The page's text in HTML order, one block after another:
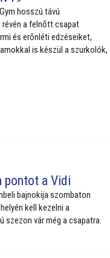
hosszú távú
a felnőtt csapat
és erőnléti edzéseiket,
is készül a szurkolók,
pontot a Vidi
bajnokija szombaton
kell kezelni a
szezon vár még a csapatra.